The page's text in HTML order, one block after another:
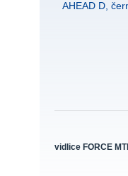
vidlice FORCE